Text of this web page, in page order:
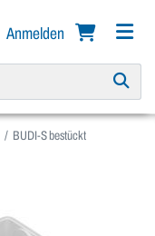
Anmelden
BUDI-S bestückt